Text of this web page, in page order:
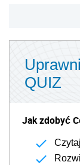
QUIZ
Jak zdobyć